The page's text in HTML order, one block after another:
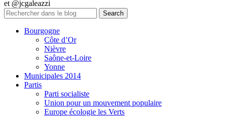
et @jcgaleazzi
Bourgogne
Côte d’Or
Nièvre
Saône-et-Loire
Yonne
Municipales 2014
Partis
Parti socialiste
Union pour un mouvement populaire
Europe écologie les Verts